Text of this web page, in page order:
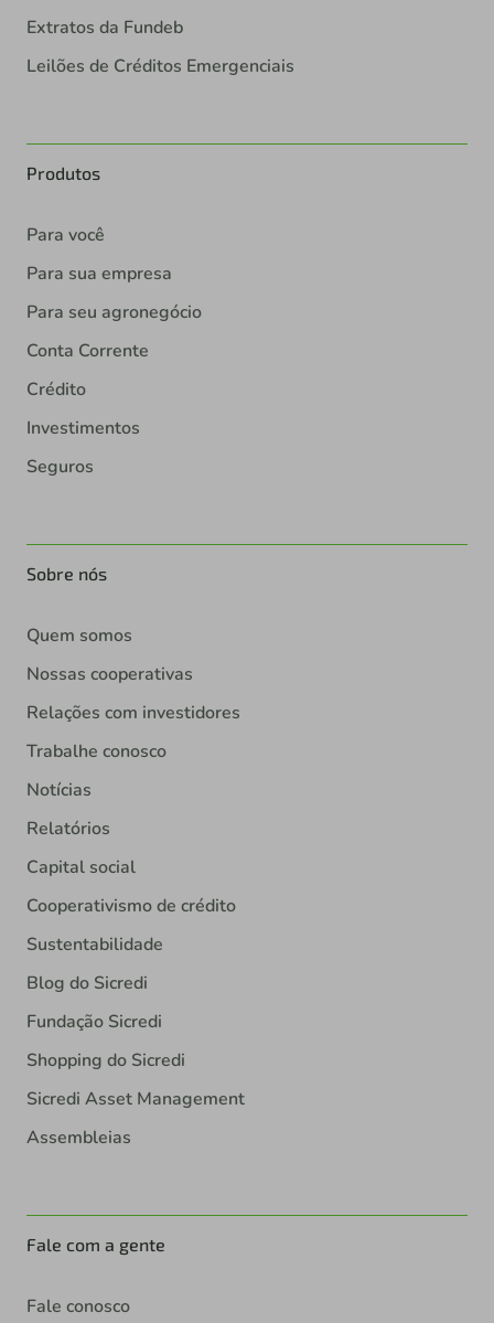
Extratos da Fundeb
Leilões de Créditos Emergenciais
Produtos
Para você
Para sua empresa
Para seu agronegócio
Conta Corrente
Crédito
Investimentos
Seguros
Sobre nós
Quem somos
Nossas cooperativas
Relações com investidores
Trabalhe conosco
Notícias
Relatórios
Capital social
Cooperativismo de crédito
Sustentabilidade
Blog do Sicredi
Fundação Sicredi
Shopping do Sicredi
Sicredi Asset Management
Assembleias
Fale com a gente
Fale conosco